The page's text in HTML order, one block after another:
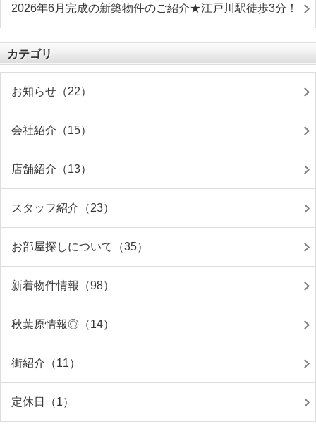
2026年6月完成の新築物件のご紹介★江戸川駅徒歩3分！
カテゴリ
お知らせ（22）
会社紹介（15）
店舗紹介（13）
スタッフ紹介（23）
お部屋探しについて（35）
新着物件情報（98）
秋葉原情報◎（14）
街紹介（11）
定休日（1）